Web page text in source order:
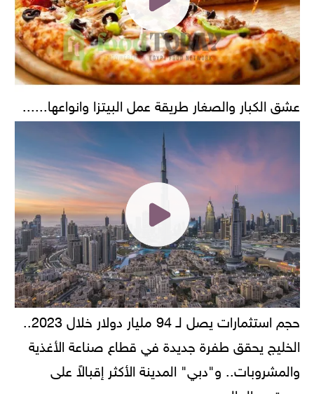
عشق الكبار والصغار طريقة عمل البيتزا وانواعها......
الخليج يحقق طفرة جديدة في قطاع صناعة الأغذية
والمشروبات.. و"دبي" المدينة الأكثر إقبالاً على